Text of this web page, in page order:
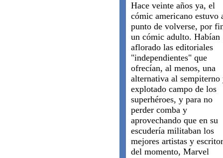
Hace veinte años ya, el
cómic americano estuvo
punto de volverse, por
un cómic adulto. Habían
aflorado las editoriales
"independientes" que
ofrecían, al menos, una
alternativa al sempiterno
explotado campo de los
superhéroes, y para no
perder comba y
aprovechando que en su
escudería militaban los
mejores artistas y
del momento, Marvel